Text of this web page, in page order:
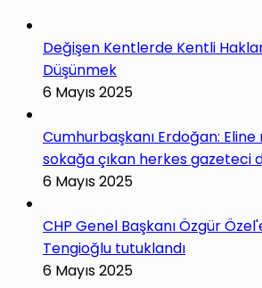
Değişen Kentlerde Kentli
Düşünmek
6 Mayıs 2025
Cumhurbaşkanı Erdoğan:
sokağa çıkan herkes gazeteci
6 Mayıs 2025
CHP Genel Başkanı Özgür
Tengioğlu tutuklandı
6 Mayıs 2025